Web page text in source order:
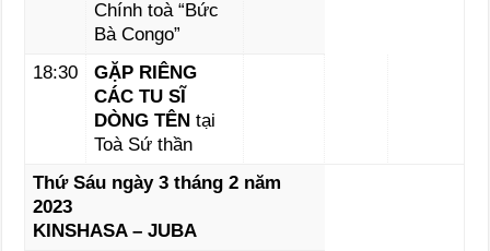
Chính toà “Bức
Bà Congo”
18:30
GẶP RIÊNG
CÁC TU SĨ
DÒNG TÊNtại
Toà Sứ thần
Thứ Sáu ngày 3 tháng 2 năm
2023
KINSHASA – JUBA